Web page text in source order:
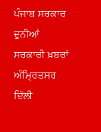
ਪੰਜਾਬ ਸਰਕਾਰ
ਦੁਨੀਆਂ
ਸਰਕਾਰੀ ਖ਼ਬਰਾਂ
ਅੰਮ੍ਰਿਤਸਰ
ਦਿੱਲੀ